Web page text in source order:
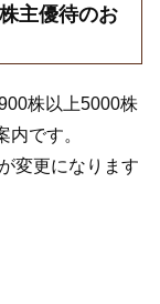
主優待のお
株以上5000株
です。
変更になります